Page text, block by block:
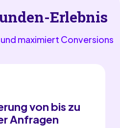
Erlebnis
maximiert Conversions
von bis zu
Anfragen